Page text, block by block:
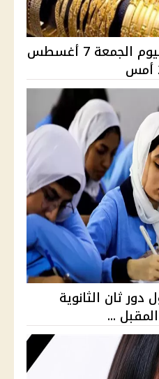
سعر الذهب في مصر اليوم الجمعة 7 أغسطس
دور ثان الثانوية
...